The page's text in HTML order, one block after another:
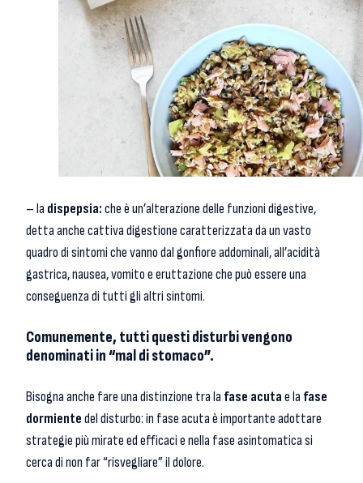
– la dispepsia:che è un’alterazione delle funzioni digestive,
detta anche cattiva digestione caratterizzata da un vasto
quadro di sintomi che vanno dal gonfiore addominali, all’acidità
gastrica, nausea, vomito e eruttazione che può essere una
conseguenza di tutti gli altri sintomi.
Comunemente, tutti questi disturbi vengono
denominati in “mal di stomaco”.
Bisogna anche fare una distinzione tra la fase acutae la fase
dormientedel disturbo: in fase acuta è importante adottare
strategie più mirate ed efficaci e nella fase asintomatica si
cerca di non far “risvegliare” il dolore.